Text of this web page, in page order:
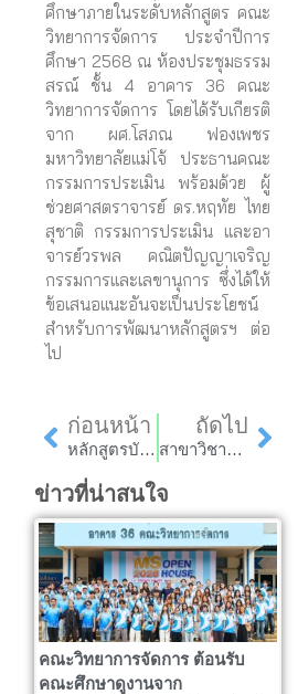
ศึกษาภายในระดับหลักสูตร คณะ
วิทยาการจัดการ ประจำปีการ
ศึกษา 2568 ณ ห้องประชุมธรรม
สรณ์ ชั้น 4 อาคาร 36 คณะ
วิทยาการจัดการ โดยได้รับเกียรติ
จาก ผศ.โสภณ ฟองเพชร
มหาวิทยาลัยแม่โจ้ ประธานคณะ
กรรมการประเมิน พร้อมด้วย ผู้
ช่วยศาสตราจารย์ ดร.หฤทัย ไทย
สุชาติ กรรมการประเมิน และอา
จารย์วรพล คณิตปัญญาเจริญ
กรรมการและเลขานุการ ซึ่งได้ให้
ข้อเสนอแนะอันจะเป็นประโยชน์
สำหรับการพัฒนาหลักสูตรฯ ต่อ
ไป
Prev
ก่อนหน้า
หลักสูตรบัญชีมหาบัณฑิต รับการประเมินคุณภาพการศึกษาระดับหลักสูตร ประจำปีการศึกษา 2568
ถัดไป
สาขาวิชาบริหารธุรกิจ รับการประเมินคุณภาพการศึกษาระดับหลักสูตร ประจำปีการศึกษา 2568
Next
ข่าวที่น่าสนใจ
คณะวิทยาการจัดการ ต้อนรับ
คณะศึกษาดูงานจาก